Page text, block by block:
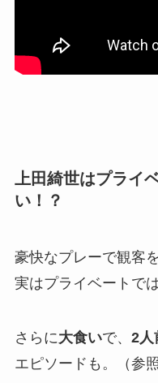
上田綺世はプライ
い！？
豪快なプレーで観客
実はプライベートで
さらに大食いで、 2人
エピソードも。（参照